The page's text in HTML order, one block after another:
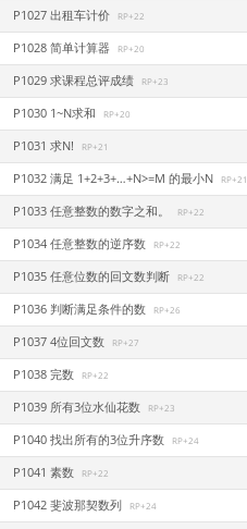
P1027 出租车计价 RP+22
P1028 简单计算器 RP+20
P1029 求课程总评成绩 RP+23
P1030 1~N求和 RP+20
P1031 求N! RP+21
P1032 满足 1+2+3+…+N>=M 的最小N RP+21
P1033 任意整数的数字之和。 RP+22
P1034 任意整数的逆序数 RP+22
P1035 任意位数的回文数判断 RP+22
P1036 判断满足条件的数 RP+26
P1037 4位回文数 RP+27
P1038 完数 RP+22
P1039 所有3位水仙花数 RP+23
P1040 找出所有的3位升序数 RP+24
P1041 素数 RP+22
P1042 斐波那契数列 RP+24